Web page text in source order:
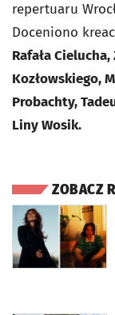
repertuaru
Doceniono
Rafała
Kozłowskiego,
Probachty,
Liny Wosik.
ZOBACZ
otworzy się w